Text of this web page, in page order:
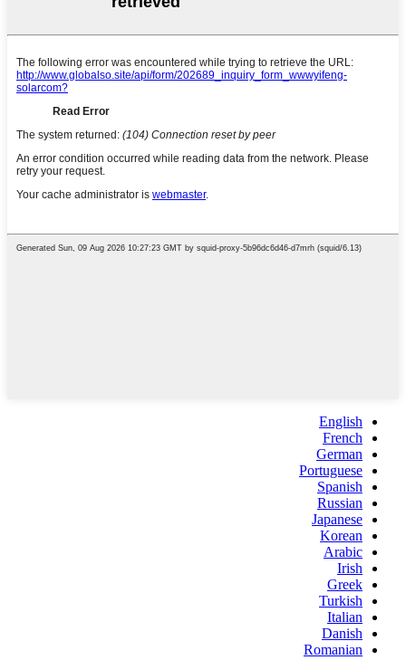
English
French
German
Portuguese
Spanish
Russian
Japanese
Korean
Arabic
Irish
Greek
Turkish
Italian
Danish
Romanian